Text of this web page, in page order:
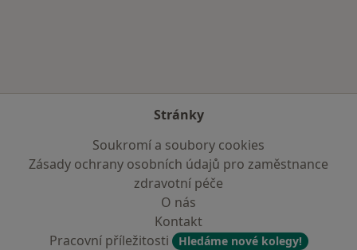
Stránky
Soukromí a soubory cookies
Zásady ochrany osobních údajů pro zaměstnance
zdravotní péče
O nás
Kontakt
Pracovní příležitosti
Hledáme nové kolegy!